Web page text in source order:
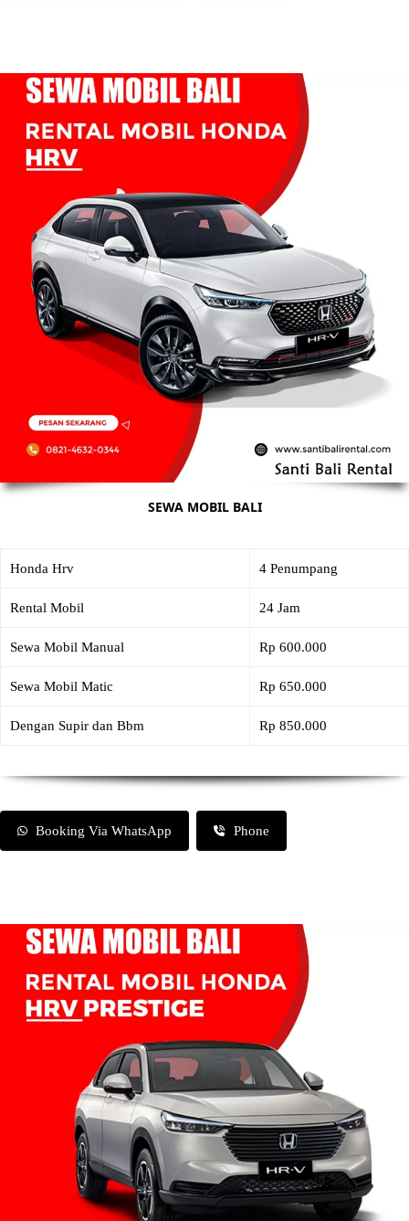
SEWA MOBIL BALI
Honda Hrv 4 Penumpang
Rental Mobil 24 Jam
Sewa Mobil Manual Rp 600.000
Sewa Mobil Matic Rp 650.000
Dengan Supir dan Bbm Rp 850.000
Booking Via WhatsApp Phone